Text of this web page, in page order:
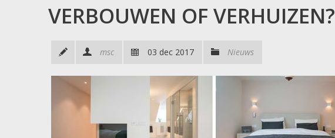
VERBOUWEN OF VERHUIZEN?
msc 03 dec 2017 Nieuws